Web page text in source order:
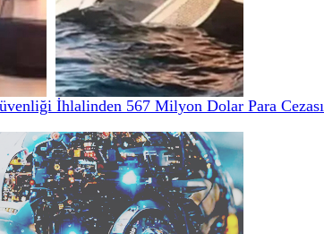
İhlalinden 567 Milyon Dolar Para Cezası